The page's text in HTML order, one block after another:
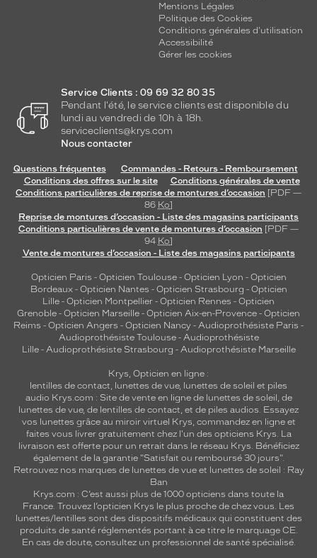
Mentions Légales
Politique des Cookies
Conditions générales d'utilisation
Accessibilité
Gérer les cookies
Service Clients : 09 69 32 80 35
Pendant l'été, le service clients est disponible du
lundi au vendredi de 10h à 18h.
serviceclients@krys.com
Nous contacter
Questions fréquentes
Commandes - Retours - Remboursement
Conditions des offres sur le site
Conditions générales de vente
Conditions particulières de reprise de montures d’occasion [PDF —
86 Ko]
Reprise de montures d’occasion - Liste des magasins participants
Conditions particulières de vente de montures d’occasion [PDF —
94 Ko]
Vente de montures d’occasion - Liste des magasins participants
Opticien Paris - Opticien Toulouse- Opticien Lyon - Opticien
Bordeaux- Opticien Nantes - Opticien Strasbourg - Opticien
Lille - Opticien Montpellier - Opticien Rennes - Opticien
Grenoble - Opticien Marseille - Opticien Aix-en-Provence - Opticien
Reims - Opticien Angers - Opticien Nancy - Audioprothésiste Paris -
Audioprothésiste Toulouse- Audioprothésiste
Lille- Audioprothésiste Strasbourg - Audioprothésiste Marseille
Krys, Opticien en ligne :
lentilles de contact, lunettes de vue, lunettes de soleil et piles
audio Krys.com : Site de vente en ligne de lunettes de soleil, de
lunettes de vue, de lentilles de contact, et de piles audios. Essayez
vos lunettes grâce au miroir virtuel Krys, commandez en ligne et
faites vous livrer gratuitement chez l'un des opticiens Krys. La
livraison est offerte pour un retrait dans le réseau Krys. Bénéficiez
également de la garantie "Satisfait ou remboursé 30 jours".
Retrouvez nos marques de lunettes de vue et lunettes de soleil : Ray
Ban
Krys.com : C’est aussi plus de 1000 opticiens dans toute la
France. Trouvez l’opticien Krys le plus proche de chez vous. Les
lunettes/lentilles sont des dispositifs médicaux qui constituent des
produits de santé réglementés portant à ce titre le marquage CE.
En cas de doute, consultez un professionnel de santé spécialisé.